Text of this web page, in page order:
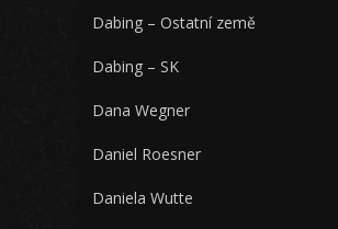
Dabing – Ostatní země
Dabing – SK
Dana Wegner
Daniel Roesner
Daniela Wutte